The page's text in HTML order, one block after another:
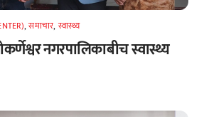
,समाचार, स्वास्थ्य
नगरपालिकाबीच स्वास्थ्य